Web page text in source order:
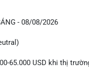
- 08/08/2026
65.000 USD khi thị